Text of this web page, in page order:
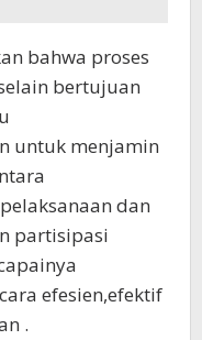
bahwa proses
bertujuan
untuk menjamin
dan
partisipasi
efesien,efektif
.